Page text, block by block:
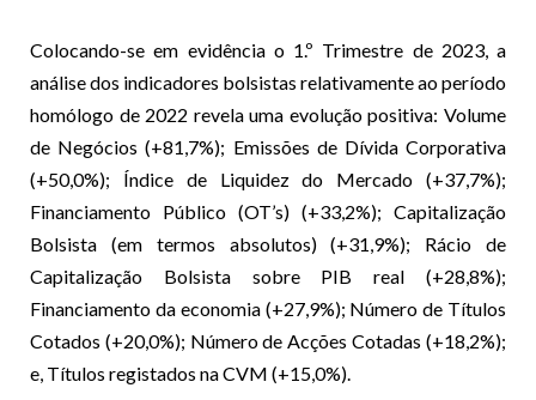
Colocando-se em evidência o 1.º Trimestre de 2023, a
análise dos indicadores bolsistas relativamente ao período
homólogo de 2022 revela uma evolução positiva: Volume
de Negócios (+81,7%); Emissões de Dívida Corporativa
(+50,0%); Índice de Liquidez do Mercado (+37,7%);
Financiamento Público (OT’s) (+33,2%); Capitalização
Bolsista (em termos absolutos) (+31,9%); Rácio de
Capitalização Bolsista sobre PIB real (+28,8%);
Financiamento da economia (+27,9%); Número de Títulos
Cotados (+20,0%); Número de Acções Cotadas (+18,2%);
e, Títulos registados na CVM (+15,0%).